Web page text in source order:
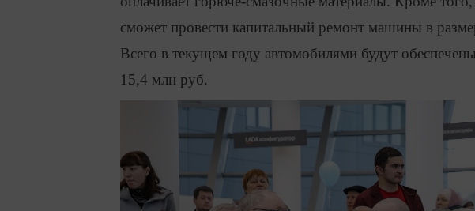
сможет провести капитальный ремонт машины в
Всего в текущем году автомобилями будут
15,4 млн руб.